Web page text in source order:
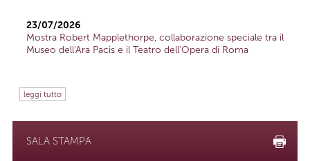
23/07/2026
Mostra Robert Mapplethorpe, collaborazione speciale tra il
Museo dell'Ara Pacis e il Teatro dell'Opera di Roma
leggi tutto
SALA STAMPA